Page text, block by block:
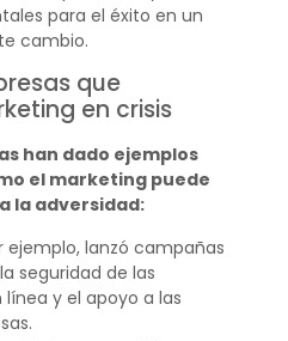
para el éxito en un
cambio.
que
en crisis
han dado ejemplos
el marketing puede
la adversidad:
ejemplo, lanzó campañas
seguridad de las
y el apoyo a las